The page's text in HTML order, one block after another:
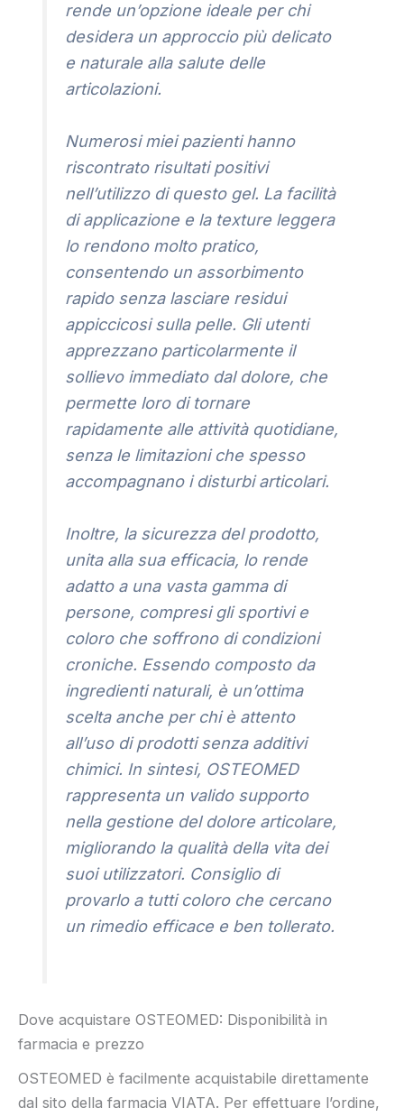
rende un’opzione ideale per chi
desidera un approccio più delicato
e naturale alla salute delle
articolazioni.
Numerosi miei pazienti hanno
riscontrato risultati positivi
nell’utilizzo di questo gel. La facilità
di applicazione e la texture leggera
lo rendono molto pratico,
consentendo un assorbimento
rapido senza lasciare residui
appiccicosi sulla pelle. Gli utenti
apprezzano particolarmente il
sollievo immediato dal dolore, che
permette loro di tornare
rapidamente alle attività quotidiane,
senza le limitazioni che spesso
accompagnano i disturbi articolari.
Inoltre, la sicurezza del prodotto,
unita alla sua efficacia, lo rende
adatto a una vasta gamma di
persone, compresi gli sportivi e
coloro che soffrono di condizioni
croniche. Essendo composto da
ingredienti naturali, è un’ottima
scelta anche per chi è attento
all’uso di prodotti senza additivi
chimici. In sintesi, OSTEOMED
rappresenta un valido supporto
nella gestione del dolore articolare,
migliorando la qualità della vita dei
suoi utilizzatori. Consiglio di
provarlo a tutti coloro che cercano
un rimedio efficace e ben tollerato.
Dove acquistare OSTEOMED: Disponibilità in
farmacia e prezzo
OSTEOMED è facilmente acquistabile direttamente
dal sito della farmacia VIATA. Per effettuare l’ordine,